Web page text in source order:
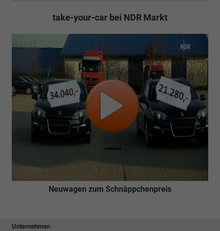
take-your-car bei NDR Markt
Neuwagen zum Schnäppchenpreis
Unternehmen